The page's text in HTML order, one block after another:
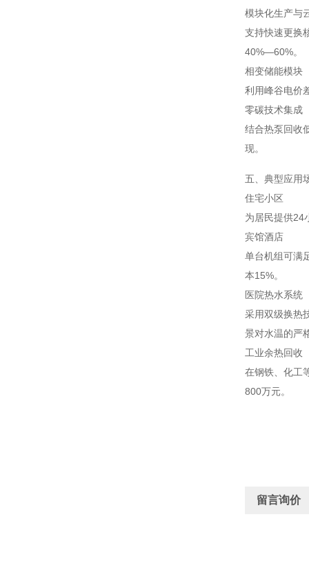
模块化生产与
支持快速更换
40%—60%。
相变储能模块
利用峰谷电价
零碳技术集成
结合热泵回收
现。
五、典型应用
住宅小区
为居民提供24
宾馆酒店
单台机组可满
本15%。
医院热水系统
采用双级换热
景对水温的严
工业余热回收
在钢铁、化工
800万元。
留言询价